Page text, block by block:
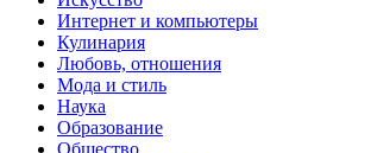
Интернет и компьютеры
Кулинария
Любовь, отношения
Мода и стиль
Наука
Образование
Общество